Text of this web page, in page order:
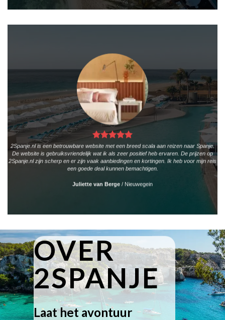
2Spanje.nl is een betrouwbare website met een breed scala aan reizen naar Spanje.
De website is gebruiksvriendelijk wat ik als zeer positief heb ervaren. De prijzen op
2Spanje.nl zijn scherp en er zijn vaak aanbiedingen en kortingen. Ik heb voor mijn reis
een goede deal kunnen bemachtigen.
Juliette van Berge / Nieuwegein
OVER
2SPANJE
Laat het avontuur